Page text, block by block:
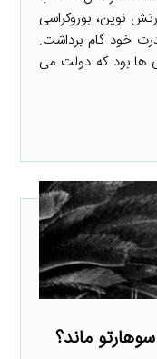
نوین، بوروکراسی
خود گام برداشت.
بود که دولت می
ماند؟